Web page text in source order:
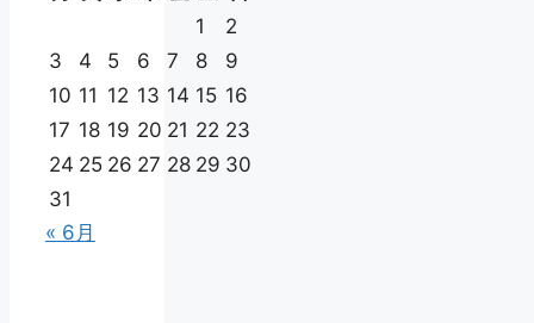
1
2
3
4 5 6 7 8
9
10 11 12 13 14 15 16
17 18 19 20 21 22 23
24 25 26 27 28 29 30
31
« 6月